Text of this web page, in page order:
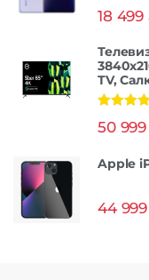
из 5
18 499
TV,
из 5
50 999
Apple
44 999